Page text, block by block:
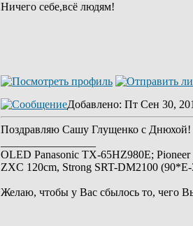
Ничего себе,всё людям!
Добавлено: Пт Сен 30,
Поздравляю Сашу Глущенко с Днюхой!
OLED Panasonic TX-65HZ980E;
ZXC 120cm, Strong SRT-DM2100
Желаю, чтобы у Вас сбылось то, чего